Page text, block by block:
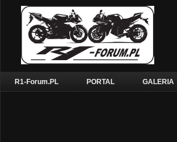
R1-Forum.PL PORTAL GALERIA